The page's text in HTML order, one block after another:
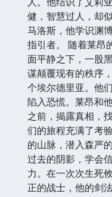
健，智慧过人，却
马洛斯，他学识渊
指引者。 随着莱昂
面平静之下，一股
谋颠覆现有的秩序
个埃尔德里亚。他
陷入恐慌。莱昂和
之前，揭露真相，
们的旅程充满了考
的山脉，潜入森严
过去的阴影，学会
力。在一次次生死
正的战士，他的剑